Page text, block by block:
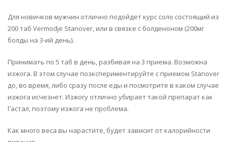
Для новичков мужчин отлично подойдет курс соло состоящий из
200 таб Vermodje Stanover, или в связке с болденоном (200мг
болды на 3-ий день).
Принимать по 5 таб в день, разбивая на 3 приема. Возможна
изжога. В этом случае поэкспериментируйте с приемом Stanover
до, во время, либо сразу после еды и посмотрите в каком случае
изжога исчезнет. Изжогу отлично убирает такой препарат как
Гастал, поэтому изжога не проблема.
Как много веса вы нарастите, будет зависит от калорийности